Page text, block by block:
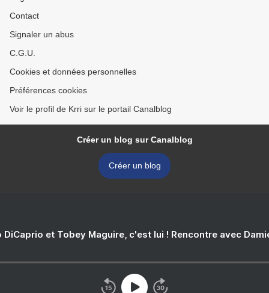
Contact
Signaler un abus
C.G.U.
Cookies et données personnelles
Préférences cookies
Voir le profil de Krri sur le portail Canalblog
Créer un blog sur Canalblog
Créer un blog
DiCaprio et Tobey Maguire, c'est lui ! Rencontre avec